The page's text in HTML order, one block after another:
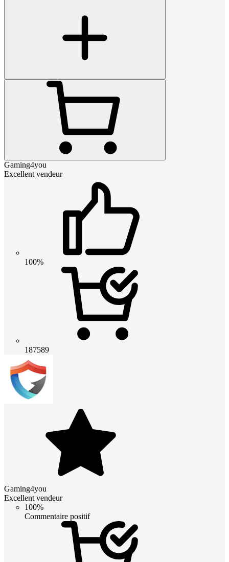
Gaming4you
Excellent vendeur
100%
187589
Gaming4you
Excellent vendeur
100%
Commentaire positif